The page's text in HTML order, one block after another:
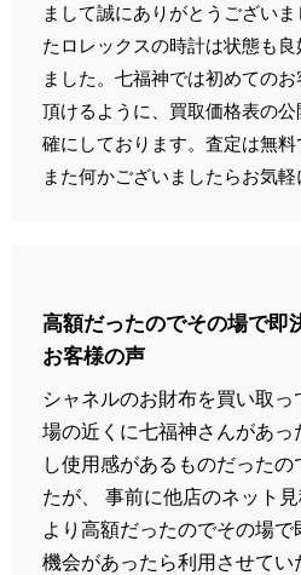
まして誠にありがとうござい
たロレックスの時計は状態も
ました。七福神では初めての
頂けるように、買取価格表の
確にしております。査定は無料
また何かございましたらお気軽
高額だったのでその場で即
お客様の声
シャネルのお財布を買い取
場の近くに七福神さんがあ
し使用感があるものだった
たが、 事前に他店のネット
より高額だったのでその場で
機会があったら利用させてい